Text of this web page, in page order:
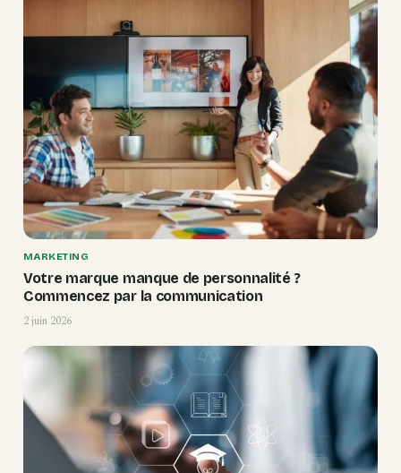
MARKETING
Votre marque manque de personnalité ?
Commencez par la communication
2 juin 2026